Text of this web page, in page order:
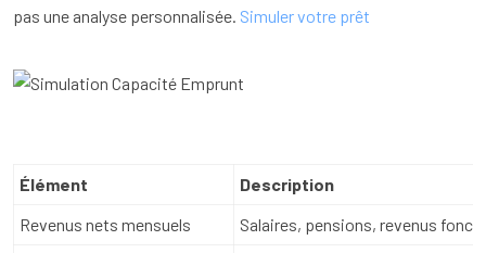
pas une analyse personnalisée. Simuler votre prêt
Élément
Description
Revenus nets mensuels
Salaires, pensions, revenus